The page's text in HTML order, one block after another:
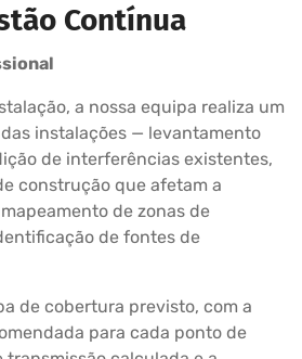
Contínua
a nossa equipa realiza um
instalações — levantamento
de interferências existentes,
construção que afetam a
de zonas de
de fontes de
de cobertura previsto, com a
para cada ponto de